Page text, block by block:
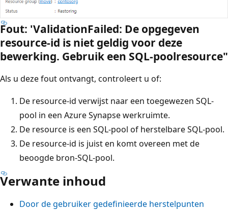
Fout: 'ValidationFailed: De opgegeven
resource-id is niet geldig voor deze
bewerking. Gebruik een SQL-poolresource"
Als u deze fout ontvangt, controleert u of:
De resource-id verwijst naar een toegewezen SQL-
pool in een Azure Synapse werkruimte.
De resource is een SQL-pool of herstelbare SQL-pool.
De resource-id is juist en komt overeen met de
beoogde bron-SQL-pool.
Verwante inhoud
Door de gebruiker gedefinieerde herstelpunten